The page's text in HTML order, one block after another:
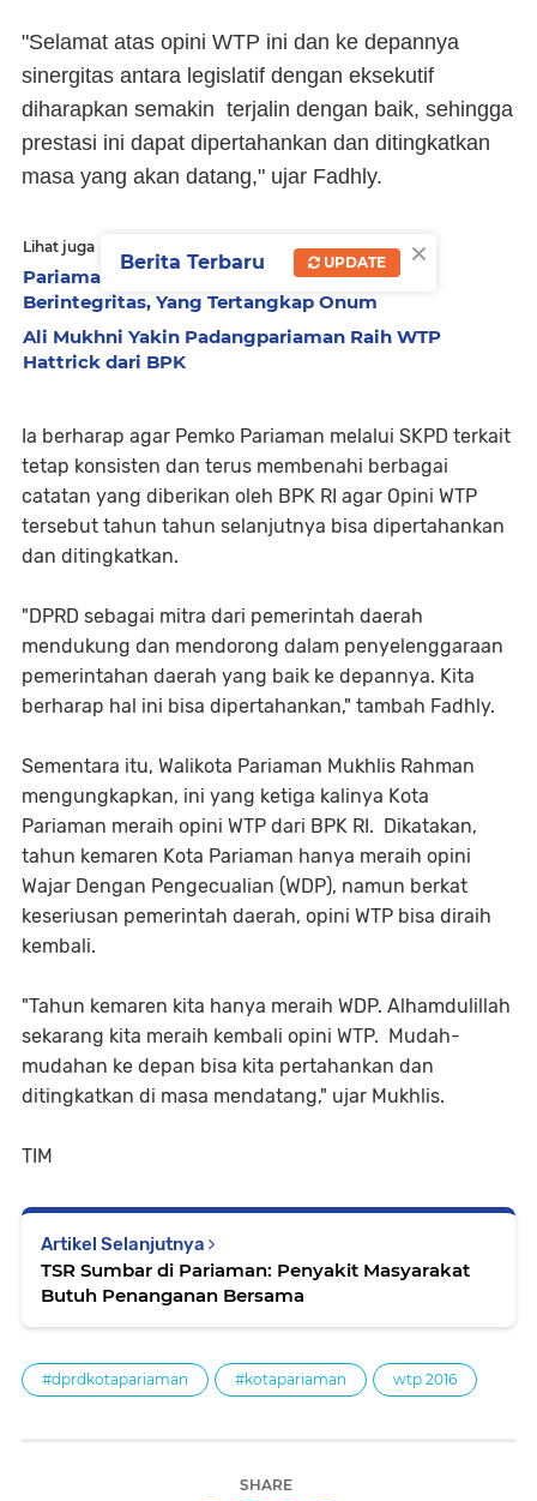
"Selamat atas opini WTP ini dan ke depannya
sinergitas antara legislatif dengan eksekutif
diharapkan semakin terjalin dengan baik, sehingga
prestasi ini dapat dipertahankan dan ditingkatkan
masa yang akan datang," ujar Fadhly.
Lihat juga
Pariaman Raih WTP, BPK Sumbar: Kami
Berintegritas, Yang Tertangkap Onum
Ali Mukhni Yakin Padangpariaman Raih WTP
Hattrick dari BPK
Ia berharap agar Pemko Pariaman melalui SKPD terkait
tetap konsisten dan terus membenahi berbagai
catatan yang diberikan oleh BPK RI agar Opini WTP
tersebut tahun tahun selanjutnya bisa dipertahankan
dan ditingkatkan.
"DPRD sebagai mitra dari pemerintah daerah
mendukung dan mendorong dalam penyelenggaraan
pemerintahan daerah yang baik ke depannya. Kita
berharap hal ini bisa dipertahankan," tambah Fadhly.
Sementara itu, Walikota Pariaman Mukhlis Rahman
mengungkapkan, ini yang ketiga kalinya Kota
Pariaman meraih opini WTP dari BPK RI. Dikatakan,
tahun kemaren Kota Pariaman hanya meraih opini
Wajar Dengan Pengecualian (WDP), namun berkat
keseriusan pemerintah daerah, opini WTP bisa diraih
kembali.
"Tahun kemaren kita hanya meraih WDP. Alhamdulillah
sekarang kita meraih kembali opini WTP. Mudah-
mudahan ke depan bisa kita pertahankan dan
ditingkatkan di masa mendatang," ujar Mukhlis.
TIM
Artikel Selanjutnya
TSR Sumbar di Pariaman: Penyakit Masyarakat
Butuh Penanganan Bersama
#dprdkotapariaman #kotapariaman wtp 2016
SHARE
×
Berita Terbaru UPDATE